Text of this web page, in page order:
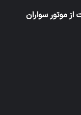
موتور سواران